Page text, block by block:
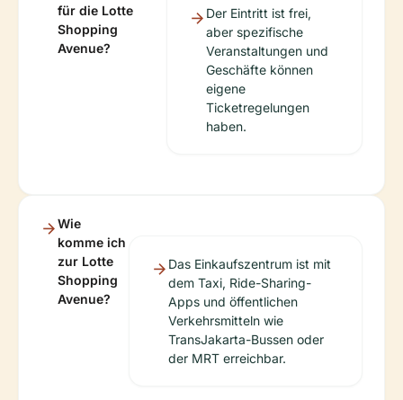
für die Lotte
Shopping
Avenue?
Der Eintritt ist frei,
aber spezifische
Veranstaltungen und
Geschäfte können
eigene
Ticketregelungen
haben.
Wie
komme ich
zur Lotte
Shopping
Avenue?
Das Einkaufszentrum ist mit
dem Taxi, Ride-Sharing-
Apps und öffentlichen
Verkehrsmitteln wie
TransJakarta-Bussen oder
der MRT erreichbar.